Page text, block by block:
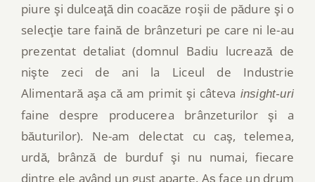
piure şi dulceaţă din coacăze roşii de pădure şi o
selecţie tare faină de brânzeturi pe care ni le-au
prezentat detaliat (domnul Badiu lucrează de
nişte zeci de ani la Liceul de Industrie
Alimentară aşa că am primit şi câteva insight-uri
faine despre producerea brânzeturilor şi a
băuturilor). Ne-am delectat cu caş, telemea,
urdă, brânză de burduf şi nu numai, fiecare
dintre ele având un gust aparte. Aş face un drum